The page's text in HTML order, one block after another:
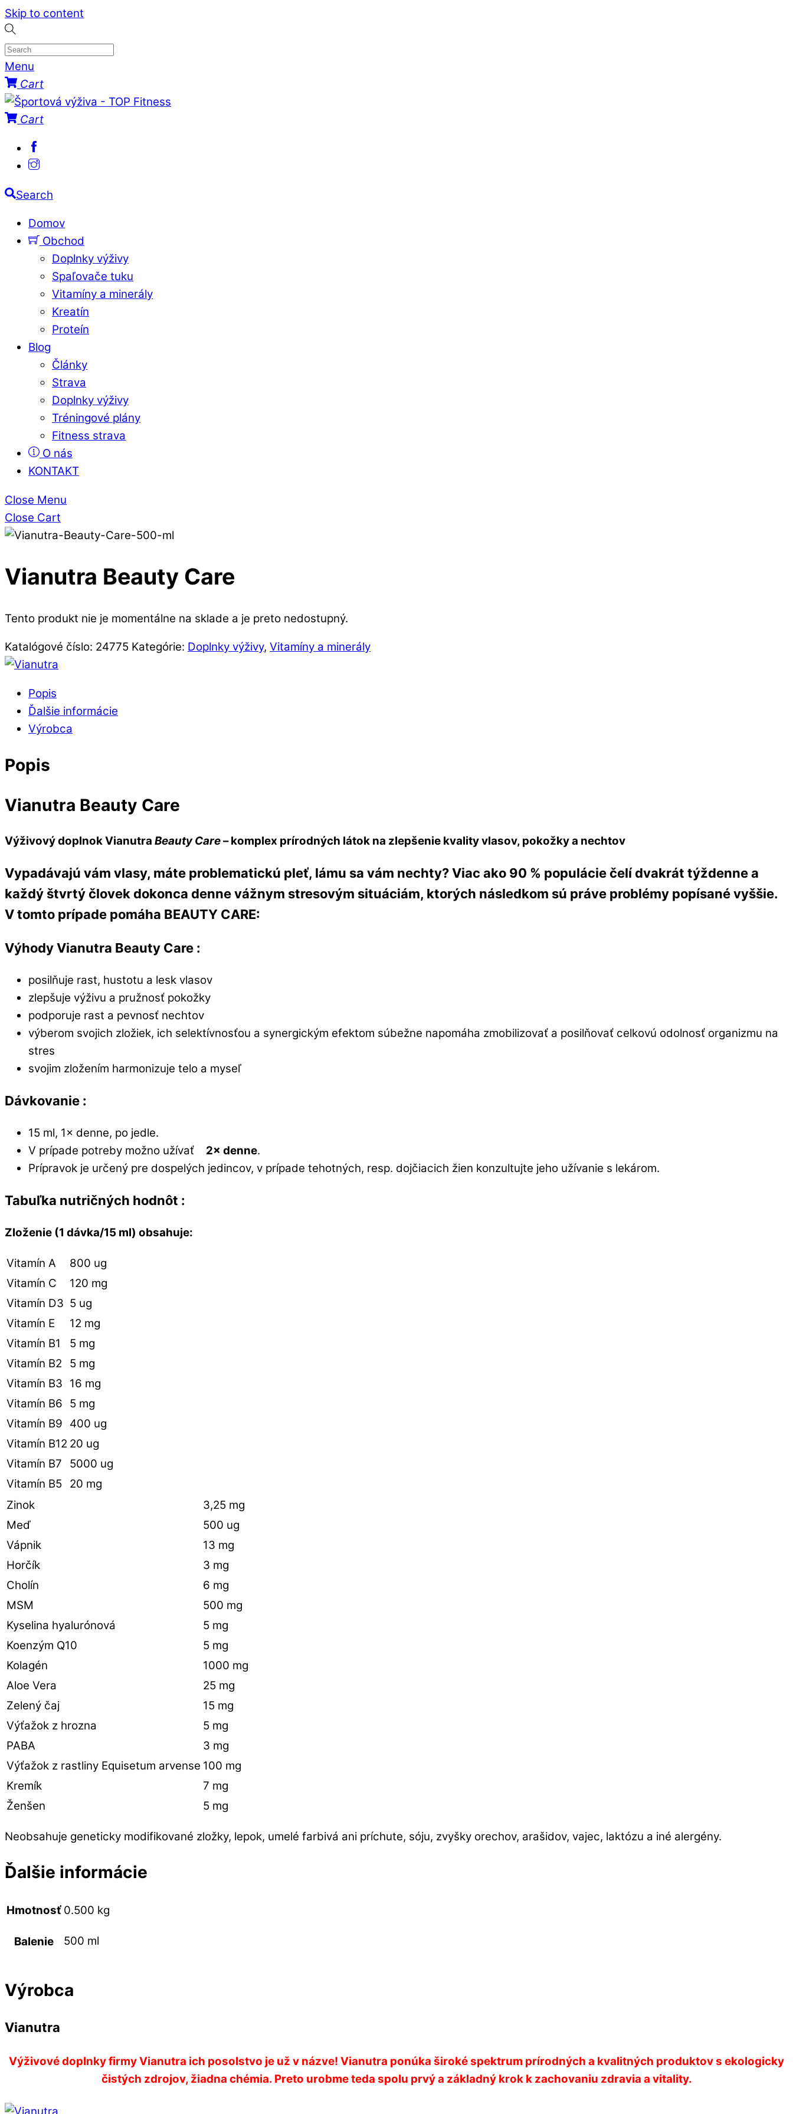
Skip to content
Menu
Cart
Cart
Search
Domov
Obchod
Doplnky výživy
Spaľovače tuku
Vitamíny a minerály
Kreatín
Proteín
Blog
Články
Strava
Doplnky výživy
Tréningové plány
Fitness strava
O nás
KONTAKT
Close Menu
Close Cart
Vianutra Beauty Care
Tento produkt nie je momentálne na sklade a je preto nedostupný.
Katalógové číslo: 24775 Kategórie: Doplnky výživy, Vitamíny a minerály
Popis
Ďalšie informácie
Výrobca
Popis
Vianutra Beauty Care
Výživový doplnok Vianutra Beauty Care– komplex prírodných látok na zlepšenie kvality vlasov, pokožky a nechtov
Vypadávajú vám vlasy, máte problematickú pleť, lámu sa vám nechty? Viac ako 90 % populácie čelí dvakrát týždenne a
každý štvrtý človek dokonca denne vážnym stresovým situáciám, ktorých následkom sú práve problémy popísané vyššie.
V tomto prípade pomáha BEAUTY CARE:
Výhody Vianutra Beauty Care :
posilňuje rast, hustotu a lesk vlasov
zlepšuje výživu a pružnosť pokožky
podporuje rast a pevnosť nechtov
výberom svojich zložiek, ich selektívnosťou a synergickým efektom súbežne napomáha zmobilizovať a posilňovať celkovú odolnosť organizmu na
stres
svojim zložením harmonizuje telo a myseľ
Dávkovanie :
15 ml, 1× denne, po jedle.
V prípade potreby možno užívať 2× denne.
Prípravok je určený pre dospelých jedincov, v prípade tehotných, resp. dojčiacich žien konzultujte jeho užívanie s lekárom.
Tabuľka nutričných hodnôt :
Zloženie (1 dávka/15 ml) obsahuje:
Vitamín A
800 ug
Vitamín C
120 mg
Vitamín D3 5 ug
Vitamín E
12 mg
Vitamín B1
5 mg
Vitamín B2
5 mg
Vitamín B3
16 mg
Vitamín B6
5 mg
Vitamín B9
400 ug
Vitamín B12 20 ug
Vitamín B7
5000 ug
Vitamín B5
20 mg
Zinok
3,25 mg
Meď
500 ug
Vápnik
13 mg
Horčík
3 mg
Cholín
6 mg
MSM
500 mg
Kyselina hyalurónová
5 mg
Koenzým Q10
5 mg
Kolagén
1000 mg
Aloe Vera
25 mg
Zelený čaj
15 mg
Výťažok z hrozna
5 mg
PABA
3 mg
Výťažok z rastliny Equisetum arvense 100 mg
Kremík
7 mg
Ženšen
5 mg
Neobsahuje geneticky modifikované zložky, lepok, umelé farbivá ani príchute, sóju, zvyšky orechov, arašidov, vajec, laktózu a iné alergény.
Ďalšie informácie
Hmotnosť 0.500 kg
Balenie 500 ml
Výrobca
Vianutra
Výživové doplnky firmy Vianutra ich posolstvo je už v názve! Vianutra ponúka široké spektrum prírodných a kvalitných produktov s ekologicky
čistých zdrojov, žiadna chémia. Preto urobme teda spolu prvý a základný krok k zachovaniu zdravia a vitality.